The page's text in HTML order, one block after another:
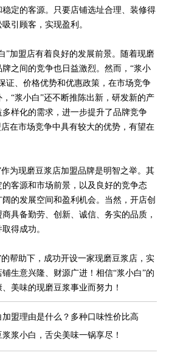
定的客源。只要店铺选址合理、装修得
引顾客，实现盈利。
”加盟店有着良好的发展前景。随着现磨
之间的竞争也日益激烈。然而，“浆小
证、价格优势和优惠政策，在市场竞争
“浆小白”还不断推陈出新，研发新的产
样化的需求，进一步提升了品牌竞争
在市场竞争中具有较大的优势，有望在
为现磨豆浆店加盟品牌是明智之举。其
客源和市场前景，以及良好的竞争态
的发展空间和盈利机会。当然，开店创
具备勤劳、创新、诚信、务实的品质，
得成功。
帮助下，成功开设一家现磨豆浆店，实
生意兴隆、财源广进！相信“浆小白”的
美味的现磨豆浆事业而努力！
盟理由是什么？多种口味性价比高
浆小白，舌尖美味一锅享尽！